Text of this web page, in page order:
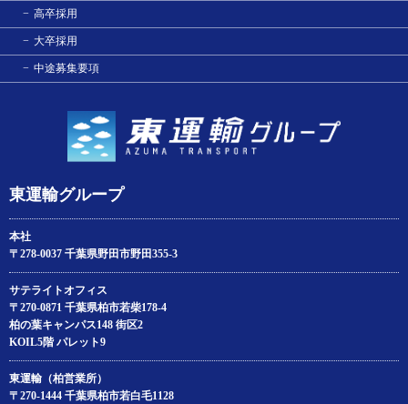
東運輸グループ
本社
〒278-0037 千葉県野田市野田355-3
サテライトオフィス
〒270-0871 千葉県柏市若柴178‐4
柏の葉キャンパス148 街区2
KOIL5階 パレット9
東運輸（柏営業所）
〒270-1444 千葉県柏市若白毛1128
高卒採用
大卒採用
中途募集要項